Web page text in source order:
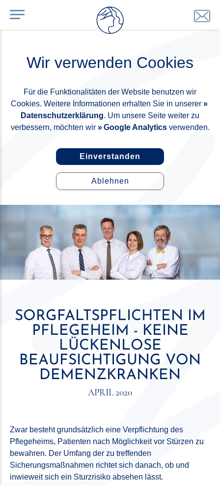
Wir verwenden Cookies
Für die Funktionalitäten der Website benutzen wir
Cookies. Weitere Informationen erhalten Sie in unserer
Datenschutzerklärung. Um unsere Seite weiter zu
verbessern, möchten wir
Google Analyticsverwenden.
Einverstanden
Ablehnen
SORGFALTSPFLICHTEN IM
PFLEGEHEIM - KEINE
LÜCKENLOSE
BEAUFSICHTIGUNG VON
DEMENZKRANKEN
APRIL 2020
Zwar besteht grundsätzlich eine Verpflichtung des
Pflegeheims, Patienten nach Möglichkeit vor Stürzen zu
bewahren. Der Umfang der zu treffenden
Sicherungsmaßnahmen richtet sich danach, ob und
inwieweit sich ein Sturzrisiko absehen lässt.